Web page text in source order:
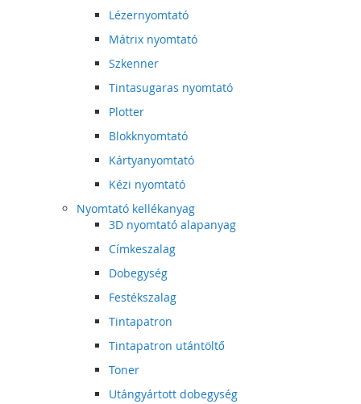
Lézernyomtató
Mátrix nyomtató
Szkenner
Tintasugaras nyomtató
Plotter
Blokknyomtató
Kártyanyomtató
Kézi nyomtató
Nyomtató kellékanyag
3D nyomtató alapanyag
Címkeszalag
Dobegység
Festékszalag
Tintapatron
Tintapatron utántöltő
Toner
Utángyártott dobegység